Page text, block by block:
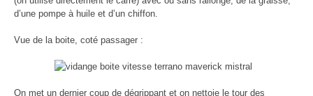
d’une pompe à huile et d’un chiffon.
Vue de la boite, coté passager :
On met un dernier coup de dégrippant et on nettoie le tour des